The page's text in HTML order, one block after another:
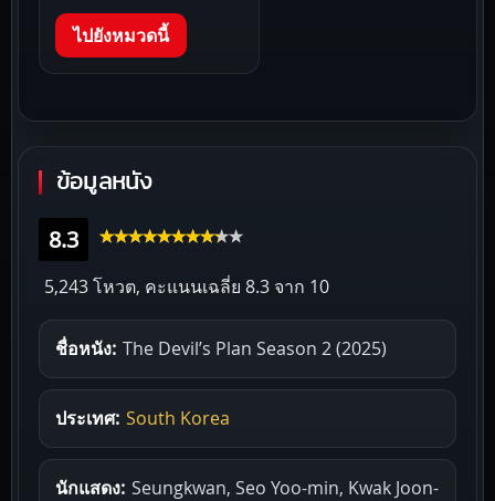
ไปยังหมวดนี้
ข้อมูลหนัง
8.3
5,243 โหวต, คะแนนเฉลี่ย 8.3 จาก 10
ชื่อหนัง: The Devil’s Plan Season 2 (2025)
ประเทศ: South Korea
นักแสดง: Seungkwan, Seo Yoo-min, Kwak Joon-